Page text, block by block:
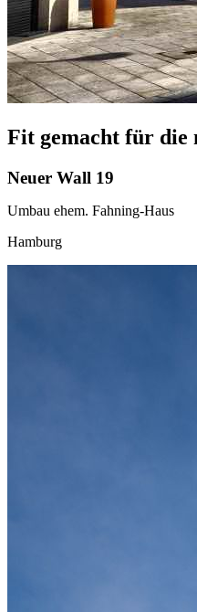
Fit gemacht für die
Neuer Wall 19
Umbau ehem. Fahning-Haus
Hamburg